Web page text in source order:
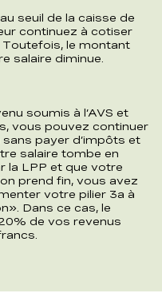
seuil de la caisse de
continuez à cotiser
le montant
salaire diminue.
soumis à l’AVS et
vous pouvez continuer
payer d’impôts et
salaire tombe en
la LPP et que votre
prend fin, vous avez
votre pilier 3a à
Dans ce cas, le
de vos revenus